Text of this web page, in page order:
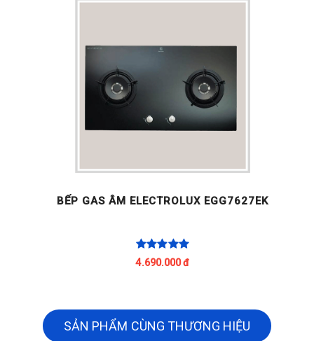
BẾP GAS ÂM ELECTROLUX EGG7627EK
4.690.000 đ
SẢN PHẨM CÙNG THƯƠNG HIỆU